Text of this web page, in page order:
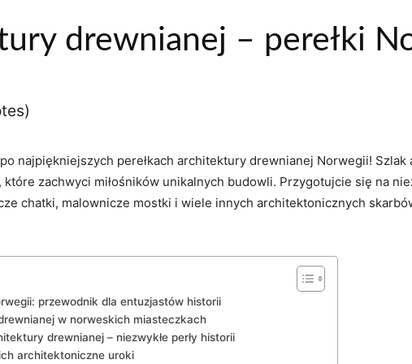
drewnianej – perełki
najpiękniejszych⁤ perełkach⁤ architektury⁣ drewnianej Norwegii!
zachwyci miłośników unikalnych budowli.⁤ Przygotujcie ⁣się⁤ na
chatki, malownicze mostki⁢ i‍ wiele⁤ innych architektonicznych
przewodnik dla ‌entuzjastów ​historii
w norweskich ‌miasteczkach
⁢drewnianej –​ niezwykłe perły‌ historii
architektoniczne uroki